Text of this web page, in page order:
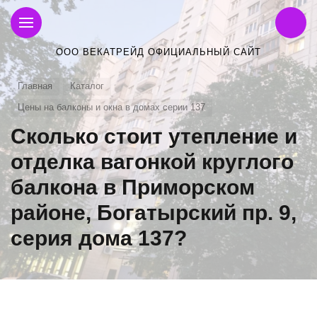
ООО ВЕКАТРЕЙД ОФИЦИАЛЬНЫЙ САЙТ
Главная
Каталог
Цены на балконы и окна в домах серии 137
Сколько стоит утепление и
отделка вагонкой круглого
балкона в Приморском
районе, Богатырский пр. 9,
серия дома 137?